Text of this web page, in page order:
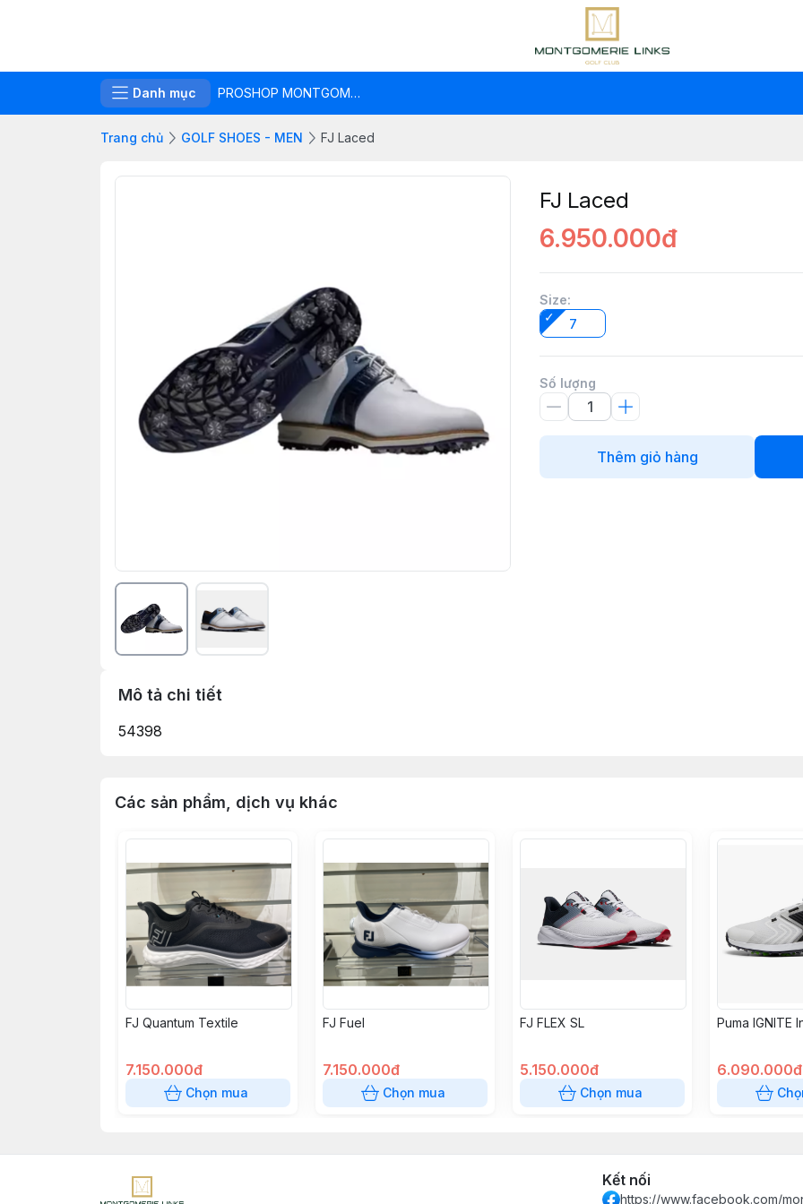
Danh mục PROSHOP MONTGOMERIE LINKS
Trang chủ GOLF SHOES - MEN FJ Laced
FJ Laced
6.950.000đ
Size:
7
Số lượng
Thêm giỏ hàng
Mô tả chi tiết
54398
Các sản phẩm, dịch vụ khác
FJ Quantum Textile
7.150.000đ
Chọn mua
FJ Fuel
7.150.000đ
Chọn mua
FJ FLEX SL
5.150.000đ
Chọn mua
Puma IGNITE
6.090.000đ
Kết nối
https://www.facebook.com/